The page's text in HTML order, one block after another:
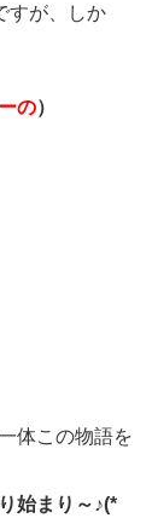
すが、しか
の）
体この物語を
始まり～♪(*